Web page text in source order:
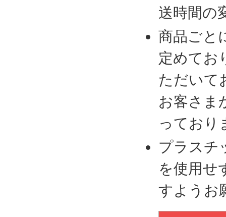
送時間の
商品ごと
定めてお
ただいて
お客さま
っており
プラスチ
を使用せ
すようお